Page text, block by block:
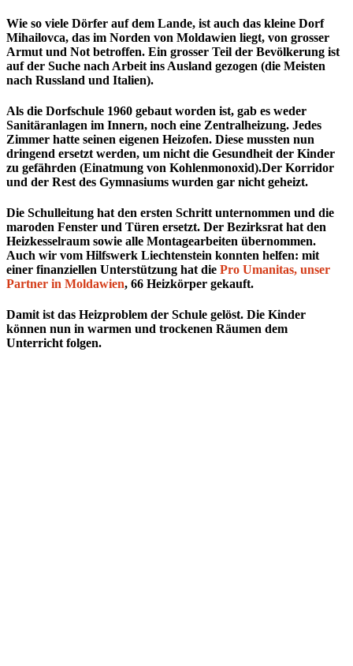
Wie so viele Dörfer auf dem Lande, ist auch das kleine Dorf
Mihailovca, das im Norden von Moldawien liegt, von grosser
Armut und Not betroffen. Ein grosser Teil der Bevölkerung ist
auf der Suche nach Arbeit ins Ausland gezogen (die Meisten
nach Russland und Italien).
Als die Dorfschule 1960 gebaut worden ist, gab es weder
Sanitäranlagen im Innern, noch eine Zentralheizung. Jedes
Zimmer hatte seinen eigenen Heizofen. Diese mussten nun
dringend ersetzt werden, um nicht die Gesundheit der Kinder
zu gefährden (Einatmung von Kohlenmonoxid).Der Korridor
und der Rest des Gymnasiums wurden gar nicht geheizt.
Die Schulleitung hat den ersten Schritt unternommen und die
maroden Fenster und Türen ersetzt. Der Bezirksrat hat den
Heizkesselraum sowie alle Montagearbeiten übernommen.
Auch wir vom Hilfswerk Liechtenstein konnten helfen: mit
einer finanziellen Unterstützung hat die Pro Umanitas, unser
Partner in Moldawien, 66 Heizkörper gekauft.
Damit ist das Heizproblem der Schule gelöst. Die Kinder
können nun in warmen und trockenen Räumen dem
Unterricht folgen.